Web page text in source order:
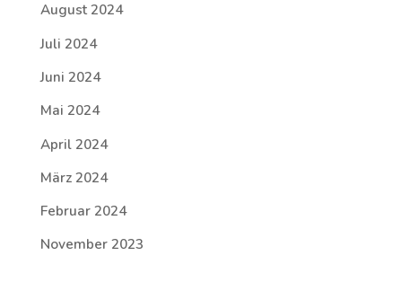
August 2024
Juli 2024
Juni 2024
Mai 2024
April 2024
März 2024
Februar 2024
November 2023